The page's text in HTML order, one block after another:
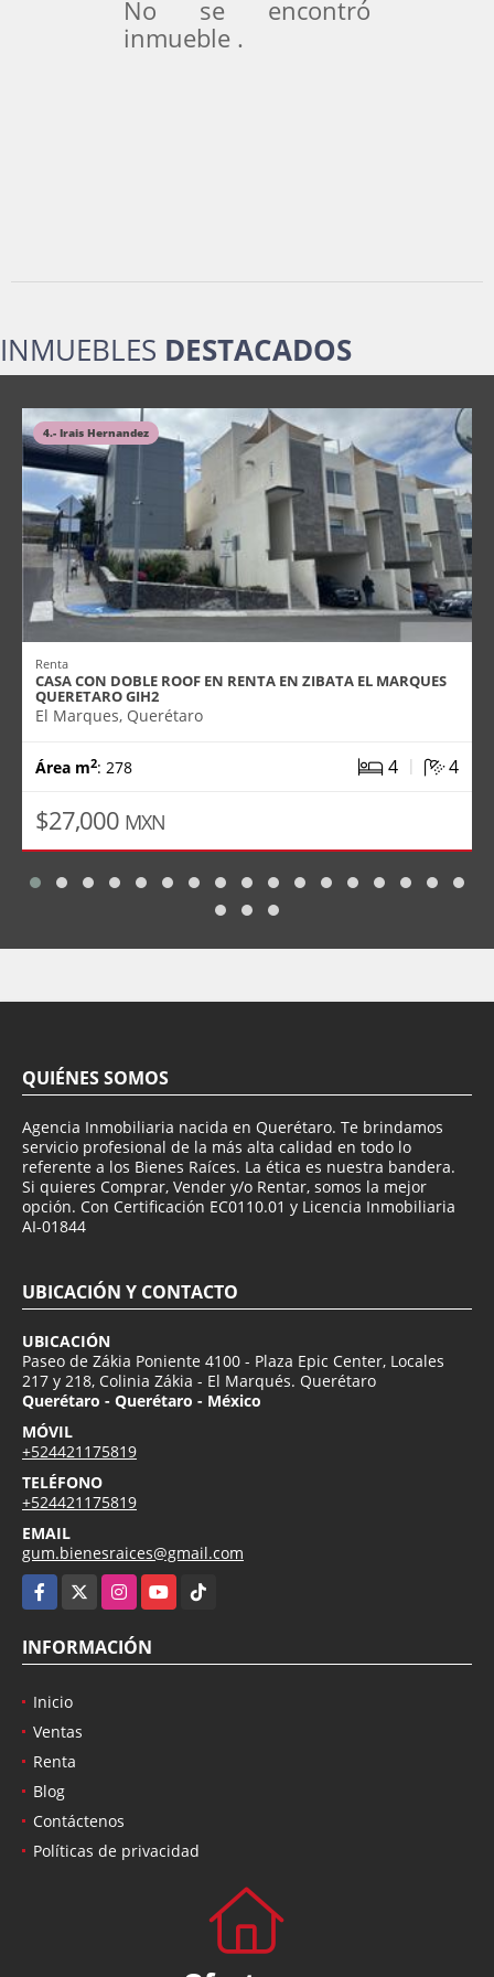
No se encontró
inmueble .
INMUEBLES DESTACADOS
4.- Irais Hernandez
Renta
CASA CON DOBLE ROOF EN RENTA EN ZIBATA EL MARQUES
QUERETARO GIH2
El Marques, Querétaro
Área m2: 278 4 | 4
$27,000 MXN
QUIÉNES SOMOS
Agencia Inmobiliaria nacida en Querétaro. Te brindamos
servicio profesional de la más alta calidad en todo lo
referente a los Bienes Raíces. La ética es nuestra bandera.
Si quieres Comprar, Vender y/o Rentar, somos la mejor
opción. Con Certificación EC0110.01 y Licencia Inmobiliaria
AI-01844
UBICACIÓN Y CONTACTO
UBICACIÓN
Paseo de Zákia Poniente 4100 - Plaza Epic Center, Locales
217 y 218, Colinia Zákia - El Marqués. Querétaro
Querétaro - Querétaro - México
MÓVIL
+524421175819
TELÉFONO
+524421175819
EMAIL
gum.bienesraices@gmail.com
Facebook
InstagramYouTubeTikTok
INFORMACIÓN
Inicio
Ventas
Renta
Blog
Contáctenos
Políticas de privacidad